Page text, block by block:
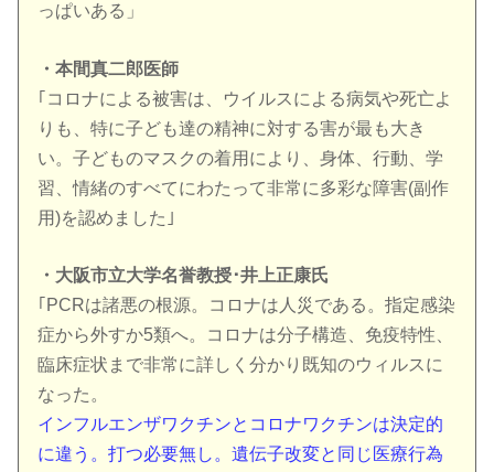
っぱいある」
・本間真二郎医師
｢コロナによる被害は、ウイルスによる病気や死亡よ
りも、特に子ども達の精神に対する害が最も大き
い。子どものマスクの着用により、身体、行動、学
習、情緒のすべてにわたって非常に多彩な障害(副作
用)を認めました｣
・大阪市立大学名誉教授･井上正康氏
｢PCRは諸悪の根源。コロナは人災である。指定感染
症から外すか5類へ。コロナは分子構造、免疫特性、
臨床症状まで非常に詳しく分かり既知のウィルスに
なった。
インフルエンザワクチンとコロナワクチンは決定的
に違う。打つ必要無し。遺伝子改変と同じ医療行為